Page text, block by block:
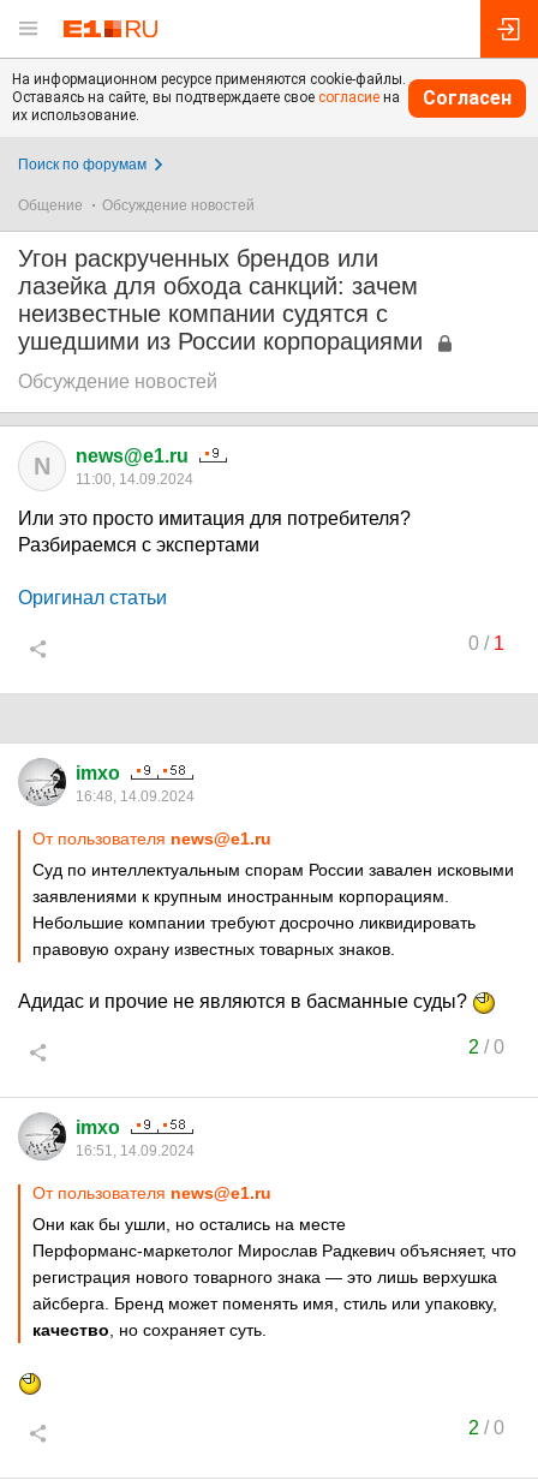
На информационном ресурсе применяются cookie-файлы.
Оставаясь на сайте, вы подтверждаете свое согласие на
их использование.
Согласен
Поиск по форумам
Общение Обсуждение новостей
Угон раскрученных брендов или
лазейка для обхода санкций: зачем
неизвестные компании судятся с
ушедшими из России корпорациями
Обсуждение новостей
N news@e1.ru
11:00, 14.09.2024
Или это просто имитация для потребителя?
Разбираемся с экспертами
Оригинал статьи
0/ 1
imxo
16:48, 14.09.2024
От пользователя news@e1.ru
Суд по интеллектуальным спорам России завален исковыми
заявлениями к крупным иностранным корпорациям.
Небольшие компании требуют досрочно ликвидировать
правовую охрану известных товарных знаков.
Адидас и прочие не являются в басманные суды?
2 /0
imxo
16:51, 14.09.2024
От пользователя news@e1.ru
Они как бы ушли, но остались на месте
Перформанс-маркетолог Мирослав Радкевич объясняет, что
регистрация нового товарного знака — это лишь верхушка
айсберга. Бренд может поменять имя, стиль или упаковку,
качество , но сохраняет суть.
2 /0